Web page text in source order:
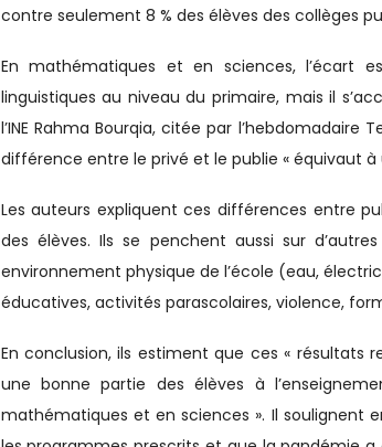
contre seulement 8 % des élèves des collèges
En mathématiques et en sciences, l’écart
linguistiques au niveau du primaire, mais il
l’INE Rahma Bourqia, citée par
différence entre le privé et le publie « équivaut
Les auteurs expliquent ces différences entre
des élèves. Ils se penchent aussi sur
environnement physique de l’école (eau,
éducatives, activités parascolaires, violence,
En conclusion, ils estiment que ces « résultats
une bonne partie des élèves à
mathématiques et en sciences ». Il soulignent